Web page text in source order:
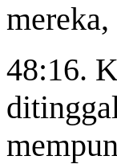
mereka,
48:16.